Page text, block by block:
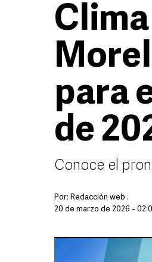
para
de
Conoce el
Por: Redacción web .
20 de marzo de 2026 -